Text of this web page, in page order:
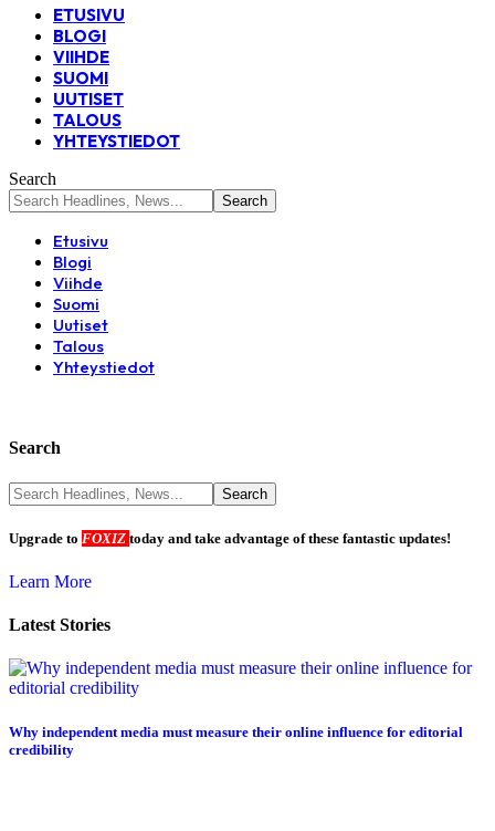
ETUSIVU
BLOGI
VIIHDE
SUOMI
UUTISET
TALOUS
YHTEYSTIEDOT
Search
Etusivu
Blogi
Viihde
Suomi
Uutiset
Talous
Yhteystiedot
Search
Upgrade to FOXIZ today and take advantage of these fantastic updates!
Learn More
Latest Stories
Why independent media must measure their online influence for editorial
credibility